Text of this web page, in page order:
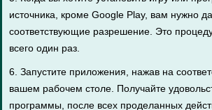
источника, кроме Google Play, вам нужно
соответствующие разрешение. Это
всего один раз.
6. Запустите приложения, нажав на
вашем рабочем столе. Получайте
программы, после всех проделанных